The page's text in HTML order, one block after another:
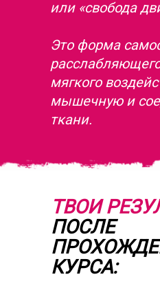
или «свобода
Это форма
мягкого
мышечную и
ткани.
ТВОИ
ПОСЛЕ
КУРСА: